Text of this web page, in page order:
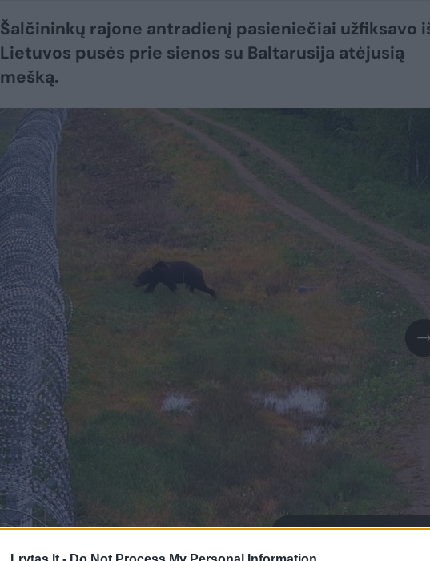
Šalčininkų rajone antradienį pasieniečiai užfiksavo
Lietuvos pusės prie sienos su Baltarusija atėjusią
mešką.
Daugiau nuotraukų (1)